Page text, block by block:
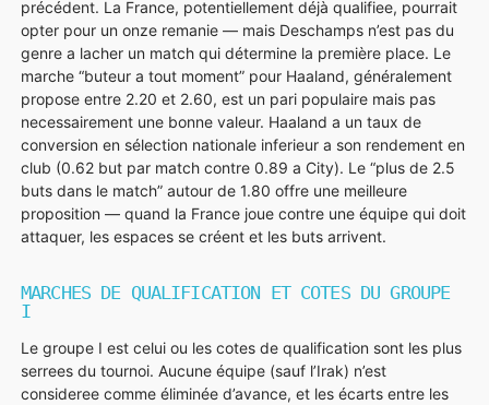
précédent. La France, potentiellement déjà qualifiee, pourrait
opter pour un onze remanie — mais Deschamps n’est pas du
genre a lacher un match qui détermine la première place. Le
marche “buteur a tout moment” pour Haaland, généralement
propose entre 2.20 et 2.60, est un pari populaire mais pas
necessairement une bonne valeur. Haaland a un taux de
conversion en sélection nationale inferieur a son rendement en
club (0.62 but par match contre 0.89 a City). Le “plus de 2.5
buts dans le match” autour de 1.80 offre une meilleure
proposition — quand la France joue contre une équipe qui doit
attaquer, les espaces se créent et les buts arrivent.
MARCHES DE QUALIFICATION ET COTES DU GROUPE
I
Le groupe I est celui ou les cotes de qualification sont les plus
serrees du tournoi. Aucune équipe (sauf l’Irak) n’est
consideree comme éliminée d’avance, et les écarts entre les